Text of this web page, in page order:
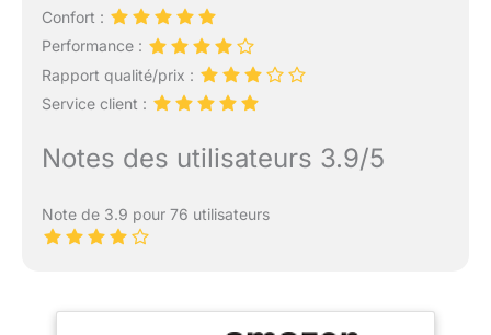
Confort :
Performance :
Rapport qualité/prix :
Service client :
Notes des utilisateurs 3.9/5
Note de 3.9 pour 76 utilisateurs